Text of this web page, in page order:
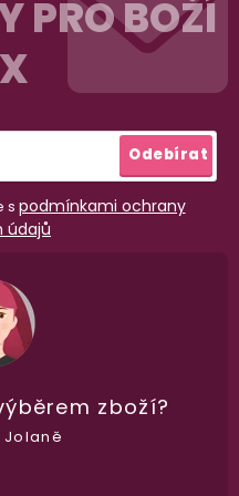
PRO BOŽÍ
s podmínkami ochrany
údajů
Odebírat
zboží?